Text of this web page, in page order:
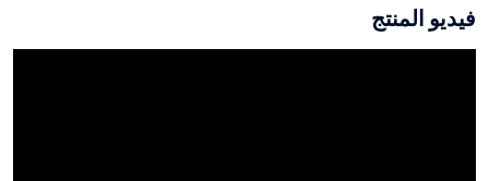
فيديو المنتج